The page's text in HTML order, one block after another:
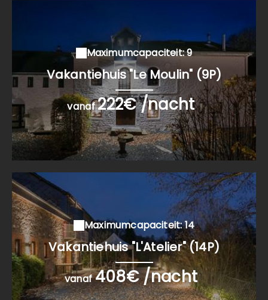
Maximumcapaciteit: 9
Vakantiehuis "Le Moulin" (9P)
vanaf222€ /nacht
Maximumcapaciteit: 14
Vakantiehuis "L'Atelier" (14P)
vanaf408€ /nacht